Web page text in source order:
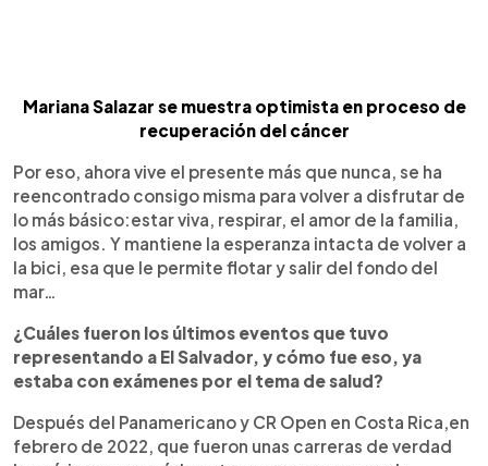
Mariana Salazar se muestra optimista en proceso de
recuperación del cáncer
Por eso, ahora vive el presente más que nunca, se ha
reencontrado consigo misma para volver a disfrutar de
lo más básico:estar viva, respirar, el amor de la familia,
los amigos. Y mantiene la esperanza intacta de volver a
la bici, esa que le permite flotar y salir del fondo del
mar…
¿Cuáles fueron los últimos eventos que tuvo
representando a El Salvador, y cómo fue eso, ya
estaba con exámenes por el tema de salud?
Después del Panamericano y CR Open en Costa Rica,en
febrero de 2022, que fueron unas carreras de verdad